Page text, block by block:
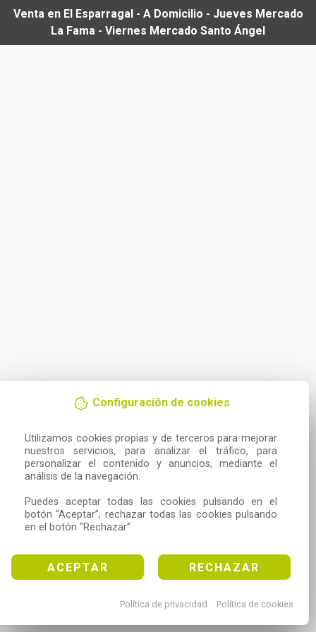
Configuración de cookies
Utilizamos cookies propias y de terceros para mejorar
nuestros servicios, para analizar el tráfico, para
personalizar el contenido y anuncios, mediante el
análisis de la navegación.
Puedes aceptar todas las cookies pulsando en el
botón “Aceptar”, rechazar todas las cookies pulsando
en el botón “Rechazar”
ACEPTAR RECHAZAR
Política de privacidad Política de cookies
Venta en El Esparragal - A Domicilio - Jueves Mercado
La Fama - Viernes Mercado Santo Ángel